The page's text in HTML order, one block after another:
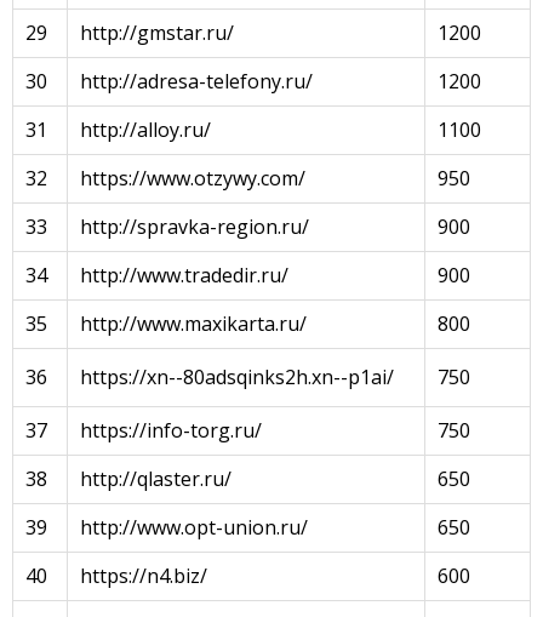
29
http://gmstar.ru/
1200
30
http://adresa-telefony.ru/
1200
31
http://alloy.ru/
1100
32
https://www.otzywy.com/
950
33
http://spravka-region.ru/
900
34
http://www.tradedir.ru/
900
35
http://www.maxikarta.ru/
800
36
https://xn--80adsqinks2h.xn--p1ai/
750
37
https://info-torg.ru/
750
38
http://qlaster.ru/
650
39
http://www.opt-union.ru/
650
40
https://n4.biz/
600